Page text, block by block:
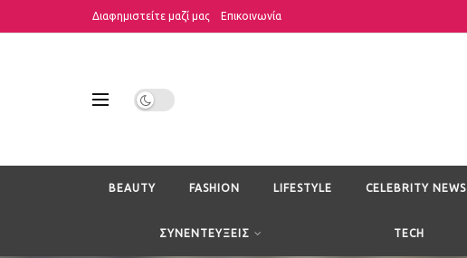
Διαφημιστείτε μαζί μας Επικοινωνία
BEAUTY FASHION LIFESTYLE CELEBRITY NEWS
ΣΥΝΕΝΤΕΥΞΕΙΣ TECH